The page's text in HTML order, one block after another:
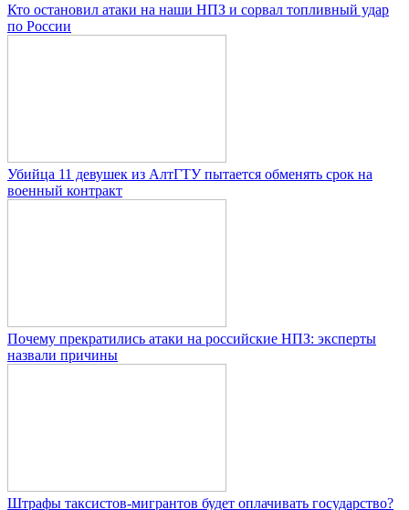
Кто остановил атаки на наши НПЗ и сорвал топливный удар
по России
Убийца 11 девушек из АлтГТУ пытается обменять срок на
военный контракт
Почему прекратились атаки на российские НПЗ: эксперты
назвали причины
Штрафы таксистов-мигрантов будет оплачивать государство?